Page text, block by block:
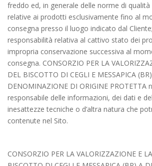
freddo ed, in generale delle norme di
relative ai prodotti esclusivamente fino al
consegna presso il luogo indicato dal
responsabilità relativa al cattivo stato dei
impropria conservazione successiva al
consegna. CONSORZIO PER LA
DEL BISCOTTO DI CEGLI E MESSAPICA
DENOMINAZIONE DI ORIGINE PROTETTA
responsabile delle informazioni, dei dati e
inesattezze tecniche o d’altra natura che
contenute nel Sito.
CONSORZIO PER LA VALORIZZAZIONE E